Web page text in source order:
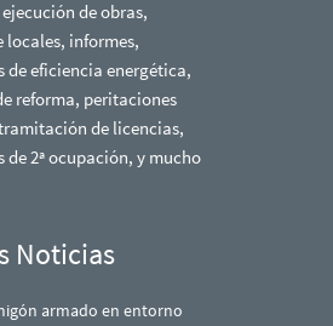
de obras,
locales, informes,
de eficiencia energética,
reforma, peritaciones
de licencias,
de 2ª ocupación, y mucho
Noticias
armado en entorno